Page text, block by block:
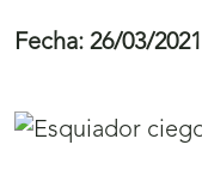
Fecha: 26/03/2021